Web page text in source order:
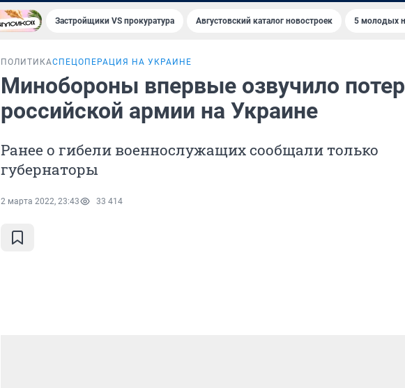
Застройщики VS прокуратура Августовский каталог новостроек 5 молодых
ПОЛИТИКАСПЕЦОПЕРАЦИЯ НА УКРАИНЕ
Минобороны впервые озвучило
российской армии на Украине
Ранее о гибели военнослужащих сообщали только
губернаторы
2 марта 2022, 23:43 33 414